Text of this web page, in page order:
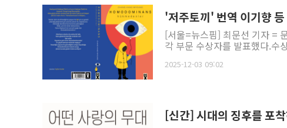
'저주토끼' 번역 이기향
[서울=뉴스핌] 최문선 기자 =
각 부문 수상자를 발표했다.수
2025-12-03 09:02
[신간] 시대의 징후를 포